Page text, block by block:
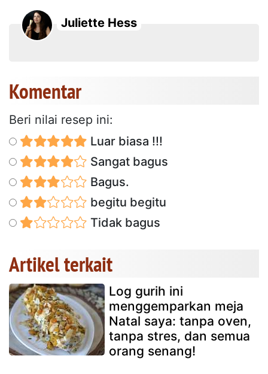
Juliette Hess
Komentar
Beri nilai resep ini:
Luar biasa !!!
Sangat bagus
Bagus.
begitu begitu
Tidak bagus
Artikel terkait
Log gurih ini
menggemparkan meja
Natal saya: tanpa oven,
tanpa stres, dan semua
orang senang!